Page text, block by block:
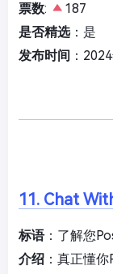
票数:
187
是否精选：是
发布时间 ：
11. Chat
标语：了解您
介绍 ：真正懂